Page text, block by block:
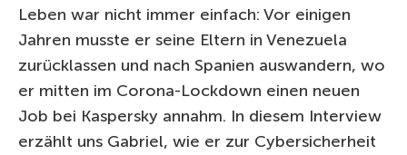
Leben war nicht immer einfach: Vor einigen
Jahren musste er seine Eltern in Venezuela
zurücklassen und nach Spanien auswandern, wo
er mitten im Corona-Lockdown einen neuen
Job bei Kaspersky annahm. In diesem Interview
erzählt uns Gabriel, wie er zur Cybersicherheit